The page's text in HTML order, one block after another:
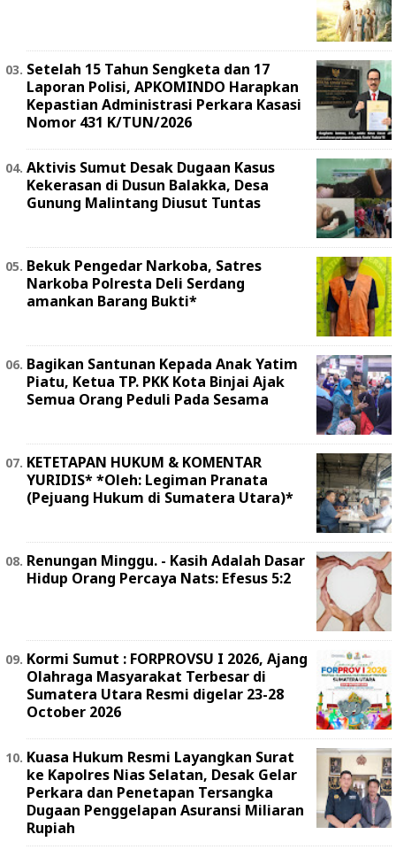
Setelah 15 Tahun Sengketa dan 17
Laporan Polisi, APKOMINDO Harapkan
Kepastian Administrasi Perkara Kasasi
Nomor 431 K/TUN/2026
Aktivis Sumut Desak Dugaan Kasus
Kekerasan di Dusun Balakka, Desa
Gunung Malintang Diusut Tuntas
Bekuk Pengedar Narkoba, Satres
Narkoba Polresta Deli Serdang
amankan Barang Bukti*
Bagikan Santunan Kepada Anak Yatim
Piatu, Ketua TP. PKK Kota Binjai Ajak
Semua Orang Peduli Pada Sesama
KETETAPAN HUKUM & KOMENTAR
YURIDIS* *Oleh: Legiman Pranata
(Pejuang Hukum di Sumatera Utara)*
Renungan Minggu. - Kasih Adalah Dasar
Hidup Orang Percaya Nats: Efesus 5:2
Kormi Sumut : FORPROVSU I 2026, Ajang
Olahraga Masyarakat Terbesar di
Sumatera Utara Resmi digelar 23-28
October 2026
Kuasa Hukum Resmi Layangkan Surat
ke Kapolres Nias Selatan, Desak Gelar
Perkara dan Penetapan Tersangka
Dugaan Penggelapan Asuransi Miliaran
Rupiah